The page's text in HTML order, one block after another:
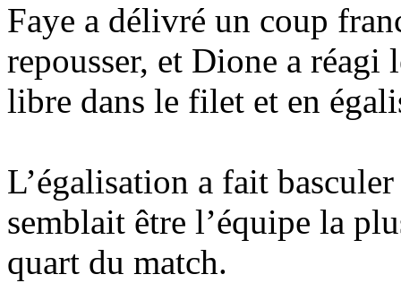
Faye a délivré un coup
repousser, et Dione a
libre dans le filet et en
L’égalisation a fait
semblait être l’équipe la
quart du match.